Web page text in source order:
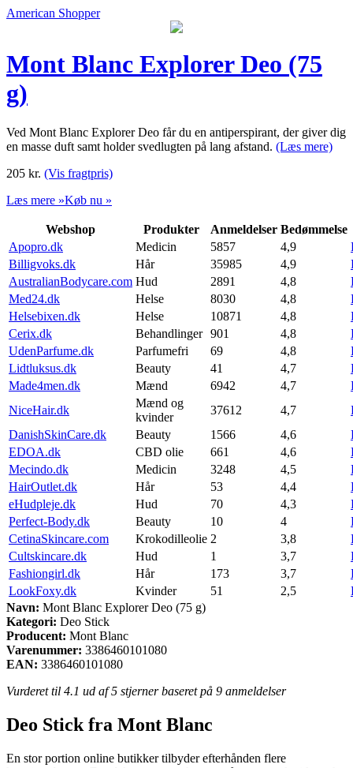
American Shopper
Mont Blanc Explorer Deo (75
g)
Ved Mont Blanc Explorer Deo får du en antiperspirant, der giver dig
en masse duft samt holder svedlugten på lang afstand. (Læs mere)
205 kr. (Vis fragtpris)
Læs mere »Køb nu »
Webshop Produkter Anmeldelser Bedømmelse
Apopro.dk
Medicin 5857 4,9
Billigvoks.dk
Hår 35985 4,9
AustralianBodycare.com Hud 2891 4,8
Med24.dk
Helse 8030 4,8
Helsebixen.dk
Helse 10871 4,8
Cerix.dk
Behandlinger 901 4,8
UdenParfume.dk
Parfumefri 69 4,8
Lidtluksus.dk
Beauty 41 4,7
Made4men.dk
Mænd 6942 4,7
NiceHair.dk
Mænd og
kvinder
37612 4,7
DanishSkinCare.dk
Beauty 1566 4,6
EDOA.dk
CBD olie 661 4,6
Mecindo.dk
Medicin 3248 4,5
HairOutlet.dk
Hår 53 4,4
eHudpleje.dk
Hud 70 4,3
Perfect-Body.dk
Beauty 10 4
CetinaSkincare.com
Krokodilleolie 2 3,8
Cultskincare.dk
Hud 1 3,7
Fashiongirl.dk
Hår 173 3,7
LookFoxy.dk
Kvinder 51 2,5
Navn: Mont Blanc Explorer Deo (75 g)
Kategori: Deo Stick
Producent: Mont Blanc
Varenummer: 3386460101080
EAN: 3386460101080
Vurderet til 4.1 ud af 5 stjerner baseret på 9 anmeldelser
Deo Stick fra Mont Blanc
En stor portion online butikker tilbyder efterhånden flere